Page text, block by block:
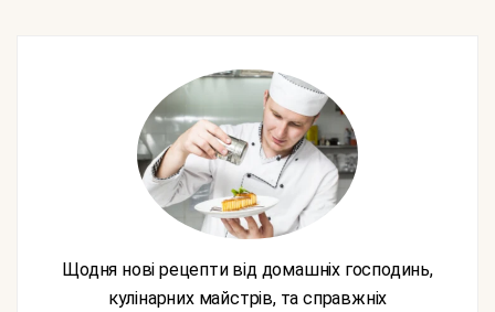
Щодня нові рецепти від домашніх господинь,
кулінарних майстрів, та справжніх